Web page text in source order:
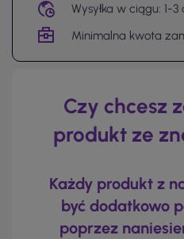
Wysyłka w ciągu: 1-3
Minimalna kwota
Czy chcesz
produkt ze
Każdy produkt z
być dodatkowo
poprzez